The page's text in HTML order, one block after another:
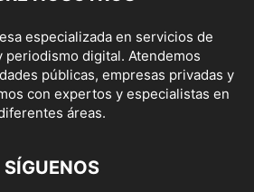
especializada en servicios de
periodismo digital. Atendemos
públicas, empresas privadas y
con expertos y especialistas en
áreas.
SÍGUENOS